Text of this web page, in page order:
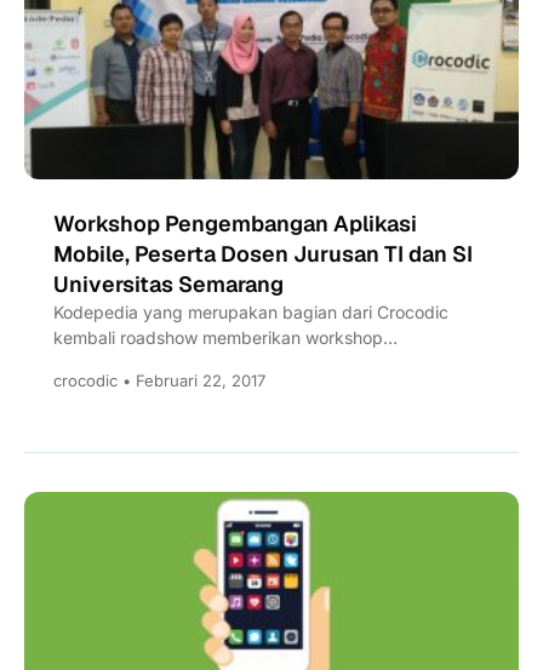
Workshop Pengembangan Aplikasi
Mobile, Peserta Dosen Jurusan TI dan SI
Universitas Semarang
Kodepedia yang merupakan bagian dari Crocodic
kembali roadshow memberikan workshop
melaksanakan workshop diberbagai Universitas...
crocodic • Februari 22, 2017